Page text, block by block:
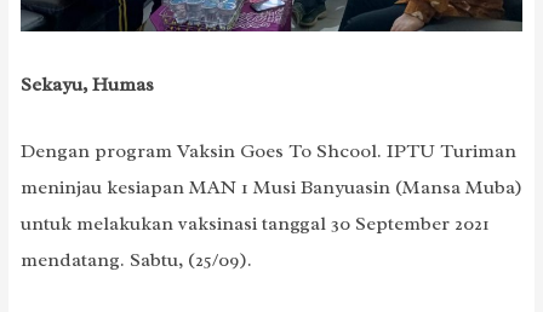
Sekayu, Humas
Dengan program Vaksin Goes To Shcool. IPTU Turiman
meninjau kesiapan MAN 1 Musi Banyuasin (Mansa Muba)
untuk melakukan vaksinasi tanggal 30 September 2021
mendatang. Sabtu, (25/09).